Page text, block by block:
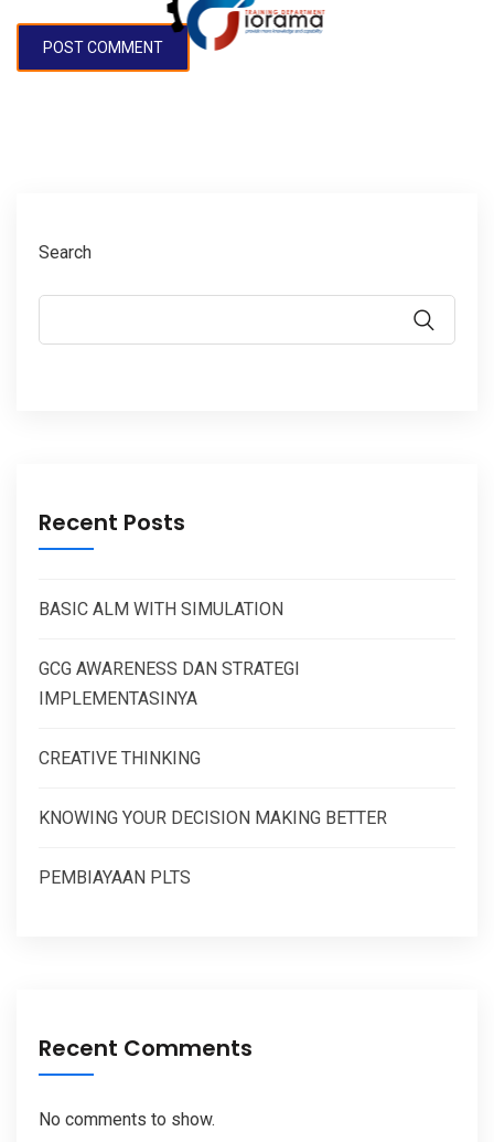
Search
Recent Posts
BASIC ALM WITH SIMULATION
GCG AWARENESS DAN STRATEGI
IMPLEMENTASINYA
CREATIVE THINKING
KNOWING YOUR DECISION MAKING BETTER
PEMBIAYAAN PLTS
Recent Comments
No comments to show.